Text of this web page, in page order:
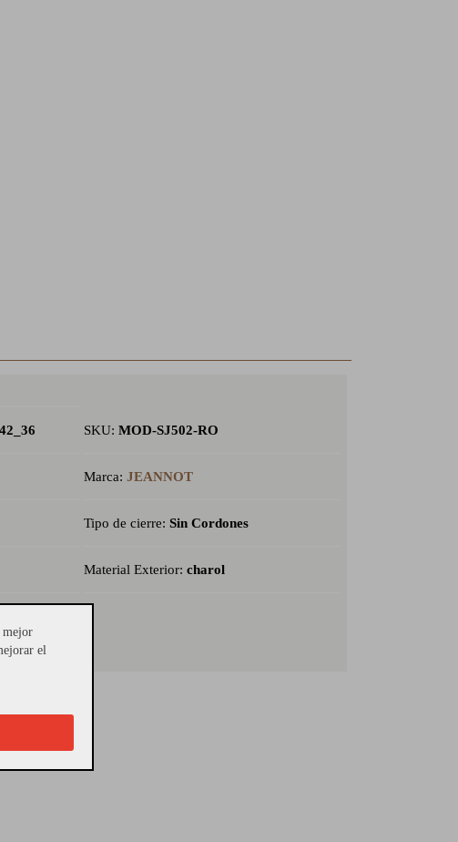
SKU: MOD-SJ502-RO
Marca: JEANNOT
Tipo de cierre: Sin Cordones
Material Exterior: charol
mejor
el